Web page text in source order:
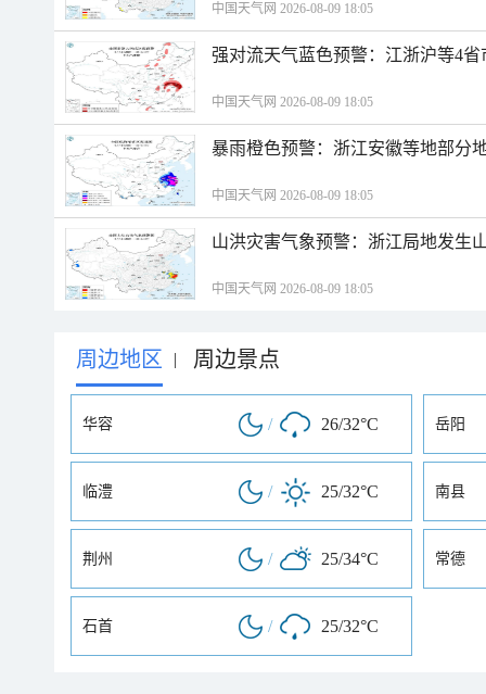
中国天气网 2026-08-09 18:05
强对流天气蓝色预警：江浙沪等4
中国天气网 2026-08-09 18:05
暴雨橙色预警：浙江安徽等地部分
中国天气网 2026-08-09 18:05
山洪灾害气象预警：浙江局地发生
中国天气网 2026-08-09 18:05
周边地区 | 周边景点
华容 / 26/32°C 岳阳
临澧 / 25/32°C 南县
荆州 / 25/34°C 常德
石首 / 25/32°C